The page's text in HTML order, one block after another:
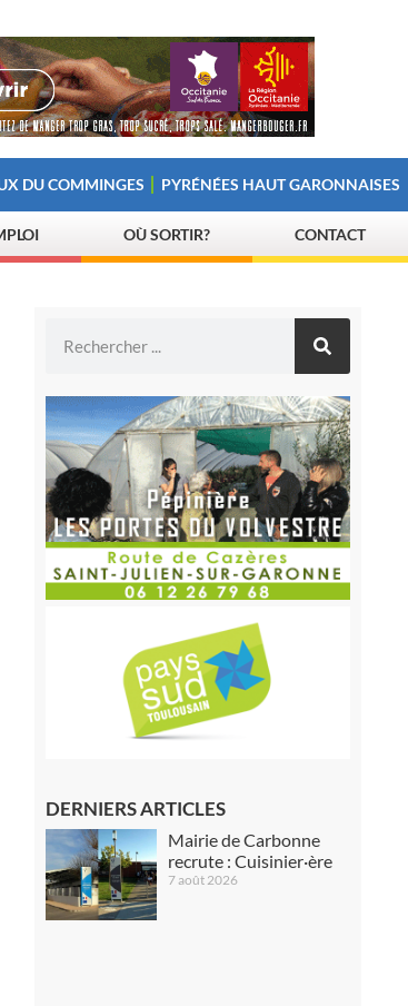
DU COMMINGES PYRÉNÉES HAUT GARONNAISES
OÙ SORTIR? CONTACT
DERNIERS ARTICLES
Mairie de Carbonne
recrute : Cuisinier·ère
7 août 2026